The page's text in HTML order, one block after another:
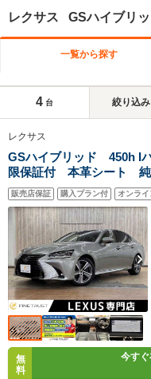
レクサス GSハイブリ
一覧から探す
4 台 絞り込み
レクサス
GSハイブリッド 450h I
限保証付 本革シート 純
ルーズコントロール 衝
ックカメラ パワーシー
アコン 禁煙車 ETC2.0
販売店保証 購入プラン付 オンラ
無
料
今す